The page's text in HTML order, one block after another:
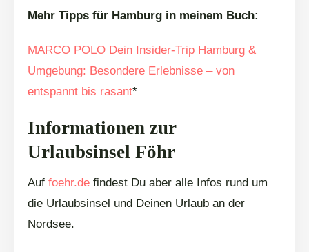
Mehr Tipps für Hamburg in meinem Buch:
MARCO POLO Dein Insider-Trip Hamburg &
Umgebung: Besondere Erlebnisse – von
entspannt bis rasant*
Informationen zur
Urlaubsinsel Föhr
Auf foehr.de findest Du aber alle Infos rund um
die Urlaubsinsel und Deinen Urlaub an der
Nordsee.